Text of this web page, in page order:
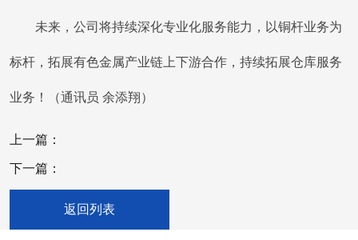
未来，公司将持续深化专业化服务能力，以铜杆业务为
标杆，拓展有色金属产业链上下游合作，持续拓展仓库服务
业务！（通讯员 余添翔）
上一篇：
下一篇：
返回列表